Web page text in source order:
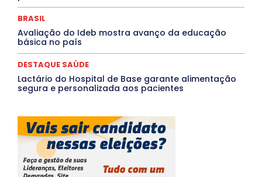
BRASIL
Avaliação do Ideb mostra avanço da educação
básica no país
DESTAQUE SAÚDE
Lactário do Hospital de Base garante alimentação
segura e personalizada aos pacientes